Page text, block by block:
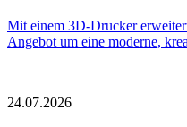
Mit einem 3D-Drucker
Angebot um eine moderne,
24.07.2026